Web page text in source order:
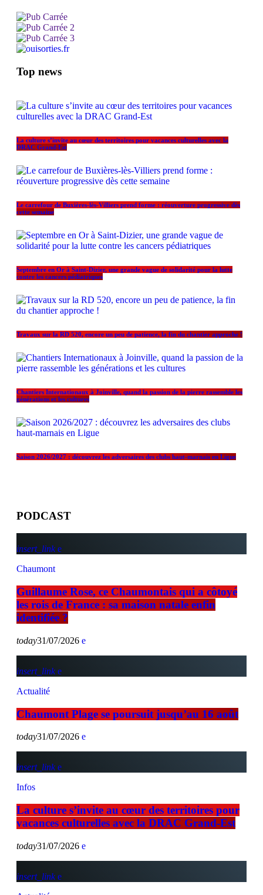
Top news
La culture s’invite au cœur des territoires pour vacances culturelles avec la
DRAC Grand-Est
Le carrefour de Buxières-lès-Villiers prend forme : réouverture progressive dès
cette semaine
Septembre en Or à Saint-Dizier, une grande vague de solidarité pour la lutte
contre les cancers pédiatriques
Travaux sur la RD 520, encore un peu de patience, la fin du chantier approche !
Chantiers Internationaux à Joinville, quand la passion de la pierre rassemble les
générations et les cultures
Saison 2026/2027 : découvrez les adversaires des clubs haut-marnais en Ligue
PODCAST
insert_link
Chaumont
Guillaume Rose, ce Chaumontais qui a côtoyé
les rois de France : sa maison natale enfin
identifiée ?
today31/07/2026
insert_link
Actualité
Chaumont Plage se poursuit jusqu’au 16 août
today31/07/2026
insert_link
Infos
La culture s’invite au cœur des territoires pour
vacances culturelles avec la DRAC Grand-Est
today31/07/2026
insert_link